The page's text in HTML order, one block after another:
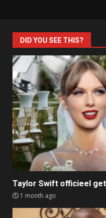
DID YOU SEE THIS?
Taylor Swift officieel
1 month ago